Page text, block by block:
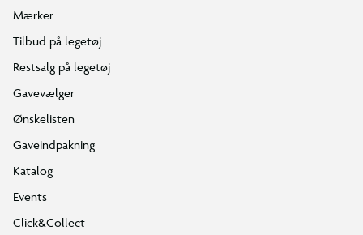
Mærker
Tilbud på legetøj
Restsalg på legetøj
Gavevælger
Ønskelisten
Gaveindpakning
Katalog
Events
Click&Collect